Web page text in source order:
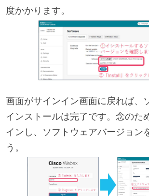
度かかります。
画面がサインイン画面に戻れば、
インストールは完了です。念のた
インし、ソフトウェアバージョン
う。